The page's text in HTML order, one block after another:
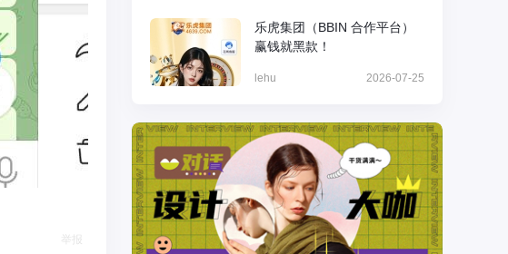
举报
乐虎集团（BBIN 合作平台）
赢钱就黑款！
lehu 2026-07-25